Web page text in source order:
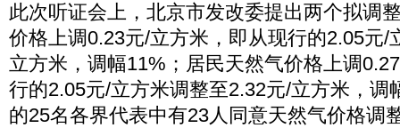
此次听证会上，北京市发改委提出两个拟调
价格上调0.23元/立方米，即从现行的2.05元/
立方米，调幅11%；居民天然气价格上调
行的2.05元/立方米调整至2.32元/立方米，调
的25名各界代表中有23人同意天然气价格调